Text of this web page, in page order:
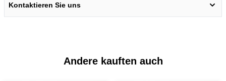
Kontaktieren Sie uns
Andere kauften auch